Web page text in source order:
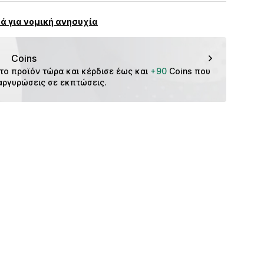
για νομική ανησυχία
Coins
προϊόν τώρα και κέρδισε έως και +90 Coins που
σε εκπτώσεις.